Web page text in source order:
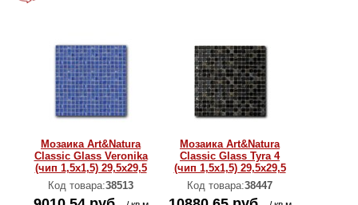
Мозаика Art&Natura
Classic Glass Veronika
(чип 1,5х1,5) 29,5x29,5
Код товара:38513
Мозаика Art&Natura
Classic Glass Tyra 4
(чип 1,5х1,5) 29,5x29,5
Код товара:38447